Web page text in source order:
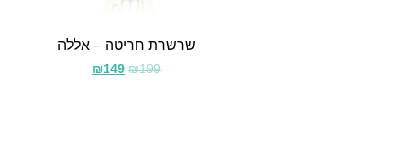
שרשרת חריטה – אללה
₪199
₪149